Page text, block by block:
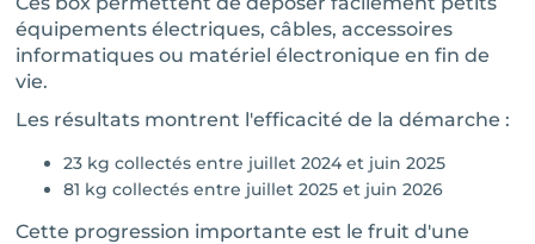
équipements électriques, câbles, accessoires
informatiques ou matériel électronique en fin de
vie.
Les résultats montrent l'efficacité de la démarche :
23 kg collectés entre juillet 2024 et juin 2025
81 kg collectés entre juillet 2025 et juin 2026
Cette progression importante est le fruit d'une